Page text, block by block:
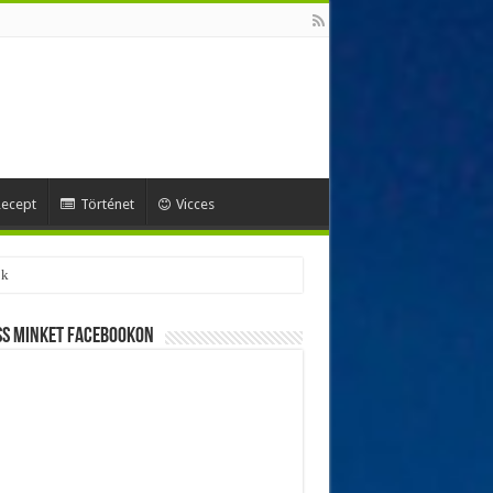
Történet Vicces
minket Facebookon